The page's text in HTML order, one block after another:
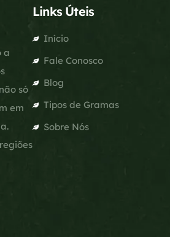
a
só
em
Links Úteis
Início
Fale Conosco
Blog
Tipos de Gramas
Sobre Nós